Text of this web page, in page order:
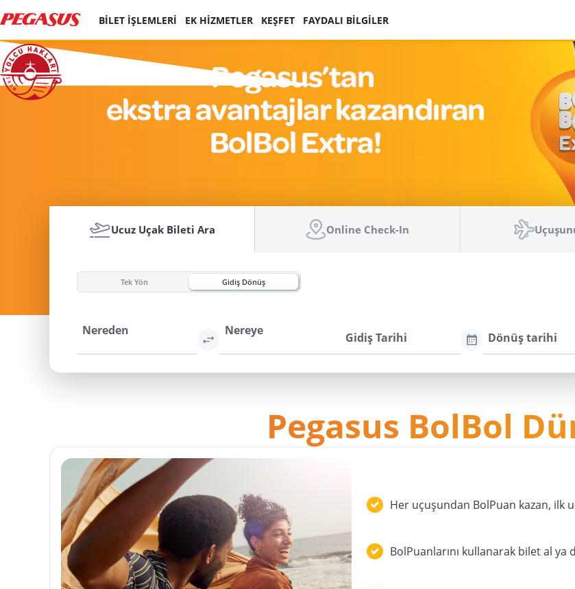
BİLET İŞLEMLERİ EK HİZMETLER KEŞFET FAYDALI BİLGİLER
Ucuz Uçak Bileti Ara Online Check-In
Tek Yön Gidiş Dönüş
Nereden Nereye Gidiş Tarihi Dönüş tarihi
Pegasus BolBol
Her uçuşundan BolPuan kazan, ilk
BolPuanlarını kullanarak bilet al